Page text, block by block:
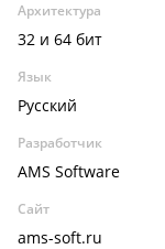
Архитектура
32 и 64 бит
Язык
Русский
Разработчик
AMS Software
Сайт
ams-soft.ru